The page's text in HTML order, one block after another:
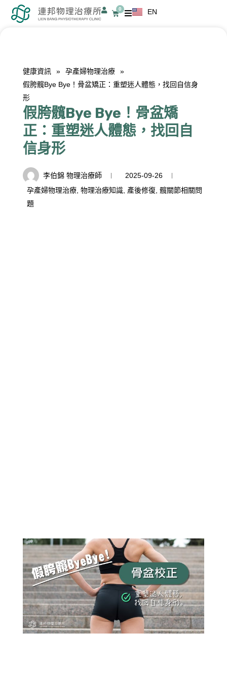
0
購
EN
健康資訊 » 孕產婦物理治療
»
假胯髖Bye Bye！骨盆矯正：重塑迷人體態，找回自信身
形
假胯髖Bye Bye！骨盆矯
正：重塑迷人體態，找回自
信身形
李伯錦 物理治療師
2025-09-26
孕產婦物理治療, 物理治療知識, 產後修復, 髖關節相關問
題